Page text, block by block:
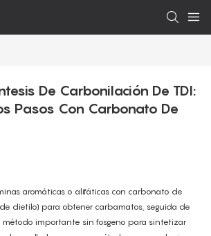
De Carbonilación De TDI:
Pasos Con Carbonato De
aromáticas o alifáticas con carbonato de
dietilo) para obtener carbamatos, seguida de
método importante sin fosgeno para sintetizar